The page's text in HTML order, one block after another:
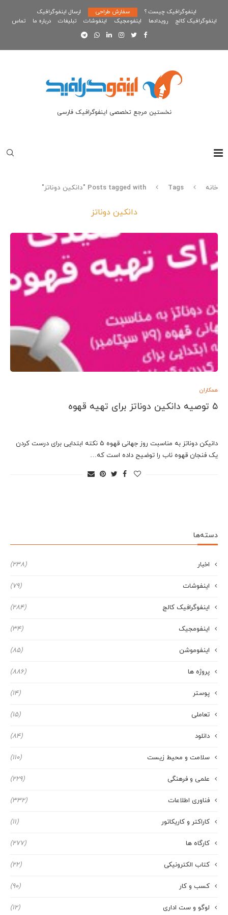
اینفوگرافیک چیست ؟ سفارش طراحی
ارسال اینفوگرافیک
اینفوگرافیک کالج
رویدادها اینفومجیک اینفوشات تبلیغات درباره ما تماس
نخستین مرجع تخصصی اینفوگرافیک فارسی
خانه Tags Posts tagged with "دانکین دوناتز"
دانکین دوناتز
همکاران
۵ توصیه دانکین دوناتز برای تهیه قهوه
دانیکن دوناتز به مناسبت روز جهانی قهوه ۵ نکته ابتدایی برای درست کردن
یک فنجان قهوه ناب را توضیح داده است که…
دسته‌ها
اخبار (238)
اینفوشات (79)
اینفوگرافیک کالج (284)
اینفومجیک (34)
اینفوموشن (85)
پروژه ها (886)
پوستر (14)
تعاملی (15)
دانلود (84)
سلامت و محیط زیست (110)
علمی و فرهنگی (229)
فناوری اطلاعات (332)
کاراکتر و کاریکاتور (11)
کارگاه ها (277)
کتاب الکترونیکی (22)
کسب و کار (90)
لوگو و ست اداری (12)